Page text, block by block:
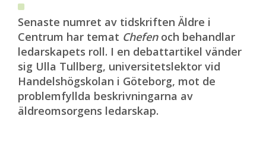
Senaste numret av tidskriften Äldre i
Centrum har temat Chefenoch behandlar
ledarskapets roll. I en debattartikel vänder
sig Ulla Tullberg, universitetslektor vid
Handelshögskolan i Göteborg, mot de
problemfyllda beskrivningarna av
äldreomsorgens ledarskap.